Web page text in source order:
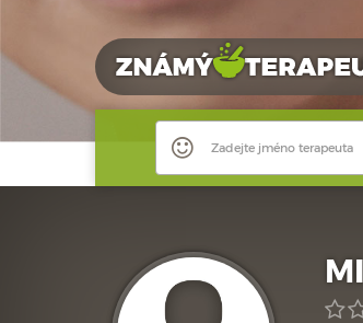
Zadejte jméno terapeuta